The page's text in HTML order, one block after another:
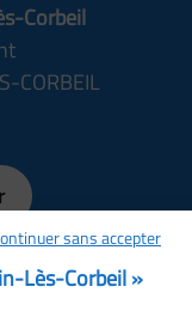
Corbeil
CORBEIL
à 12:15, 13:30 à
sans accepter
Lès-Corbeil »